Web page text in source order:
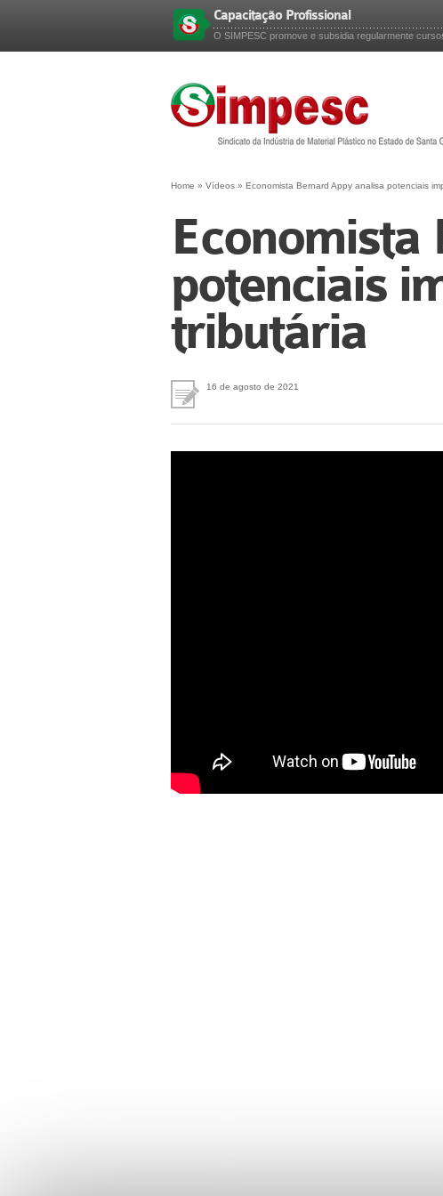
Capacitação Profissional
O SIMPESC promove e subsidia regularmente
Home » Vídeos » Economista Bernard Appy analisa potenciais
potenciais
tributária
16 de agosto de 2021